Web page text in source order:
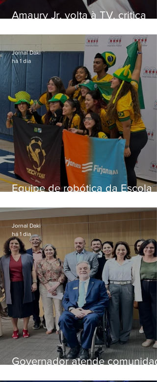
Amaury Jr. volta à TV, critica
viraram colunistas de si
Equipe de robótica da Escola
prêmio internacional nos EUA
Jornal Daki
há 1 dia
Governador atende
Jornal Daki
há 1 dia